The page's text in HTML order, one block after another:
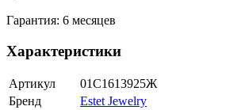
Гарантия: 6 месяцев
Характеристики
Артикул
01С1613925Ж
Бренд
Estet Jewelry